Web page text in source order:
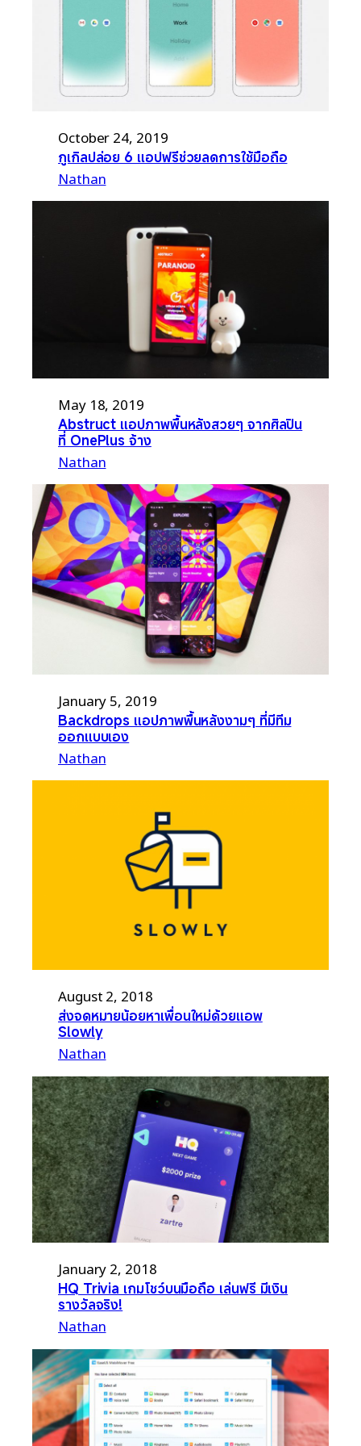
October 24, 2019
กูเกิลปล่อย 6 แอปฟรีช่วยลดการใช้มือถือ
Nathan
May 18, 2019
Abstruct แอปภาพพื้นหลังสวยๆ จากศิลปิน
ที่ OnePlus จ้าง
Nathan
January 5, 2019
Backdrops แอปภาพพื้นหลังงามๆ ที่มีทีม
ออกแบบเอง
Nathan
August 2, 2018
ส่งจดหมายน้อยหาเพื่อนใหม่ด้วยแอพ
Slowly
Nathan
January 2, 2018
HQ Trivia เกมโชว์บนมือถือ เล่นฟรี มีเงิน
รางวัลจริง!
Nathan